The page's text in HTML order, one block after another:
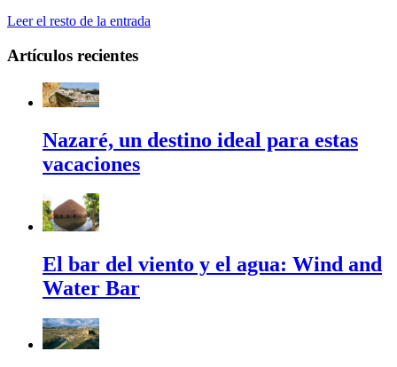
Leer el resto de la entrada
Artículos recientes
Nazaré, un destino ideal para estas
vacaciones
El bar del viento y el agua: Wind and
Water Bar